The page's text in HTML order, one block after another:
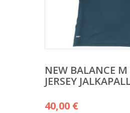
NEW BALANCE M
JERSEY
40,00 €